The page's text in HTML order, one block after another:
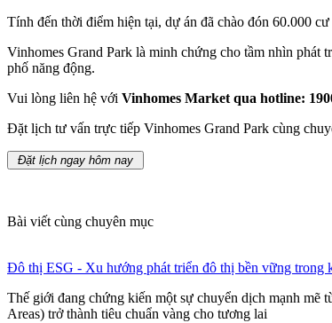
Tính đến thời điểm hiện tại, dự án đã chào đón 60.000
Vinhomes Grand Park là minh chứng cho tầm nhìn phát
phố năng động.
Vui lòng liên hệ với Vinhomes Market qua hotline:
Đặt lịch tư vấn trực tiếp Vinhomes Grand Park cùng
Đặt lịch ngay hôm nay
Bài viết cùng chuyên mục
Đô thị ESG - Xu hướng phát triển đô thị bền vững trong
Thế giới đang chứng kiến một sự chuyển dịch mạnh mẽ
Areas) trở thành tiêu chuẩn vàng cho tương lai